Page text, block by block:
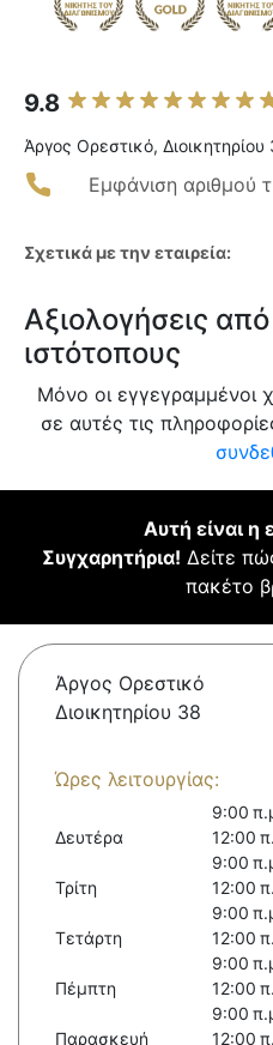
9.8
Άργος Ορεστικό, Διοικητηρίου
Εμφάνιση αριθμού
Σχετικά με την εταιρεία:
Αξιολογήσεις
ιστότοπους
Μόνο οι εγγεγραμμένοι
σε αυτές τις
Αυτή είναι η
Συγχαρητήρια! Δείτε
πακέτο
Άργος Ορεστικό
Διοικητηρίου 38
Ώρες λειτουργίας:
Δευτέρα
9:00
12:00
Τρίτη
9:00
12:00
Τετάρτη
9:00
12:00
Πέμπτη
9:00
12:00
Παρασκευή
9:00
12:00